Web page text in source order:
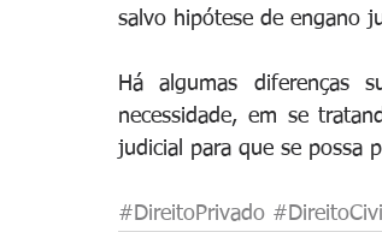
salvo hipótese de engano
Há algumas diferenças
necessidade, em se
judicial para que se possa
#DireitoPrivado #DireitoCivil